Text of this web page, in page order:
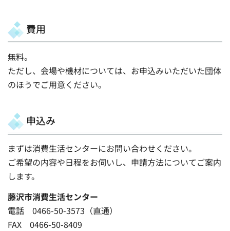
費用
無料。
ただし、会場や機材については、お申込みいただいた団体
のほうでご用意ください。
申込み
まずは消費生活センターにお問い合わせください。
ご希望の内容や日程をお伺いし、申請方法についてご案内
します。
藤沢市消費生活センター
電話 0466-50-3573（直通）
FAX 0466-50-8409